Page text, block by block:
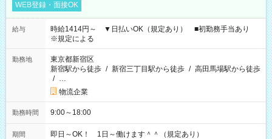
WEB登録・面接OK
給与
時給1414円～ ▼日払いOK（規定あり） ■初勤務手当あり
※規定による
勤務地
東京都新宿区
新宿駅から徒歩 / 新宿三丁目駅から徒歩 / 高田馬場駅から徒歩
/ …
物流企業
勤務時間 9:00～18:00
期間 即日～OK！ 1日～働けます＾＾（規定あり）